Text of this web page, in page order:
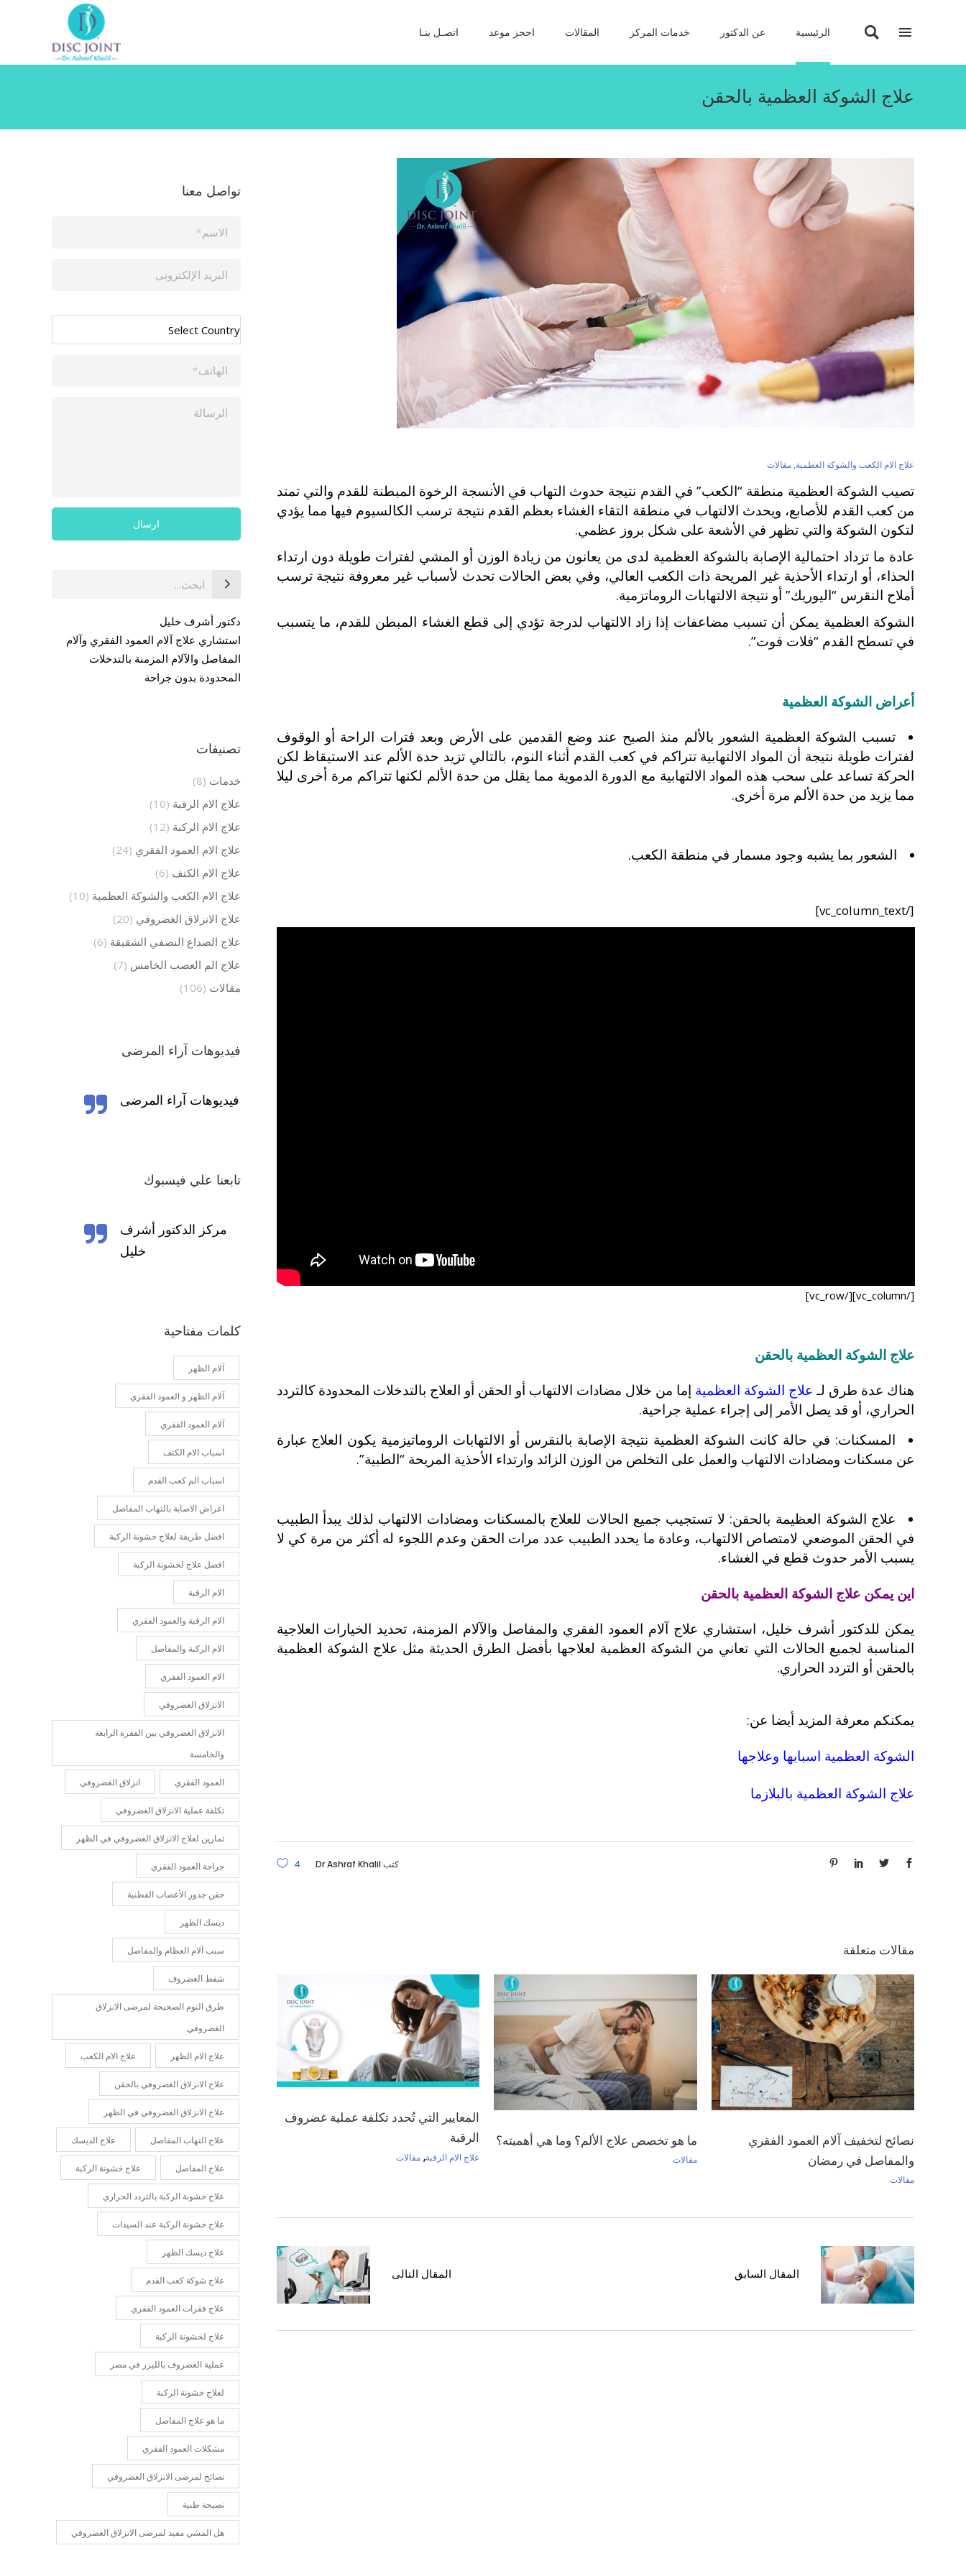
الرئيسية عن الدكتور خدمات المركز المقالات احجز موعد اتصـل بنـا
علاج الشوكة العظمية بالحقن
علاج الام الكعب والشوكة العظمية,مقالات
تصيب الشوكة العظمية منطقة “الكعب” في القدم نتيجة حدوث التهاب في الأنسجة الرخوة المبطنة للقدم والتي تمتد
من كعب القدم للأصابع، ويحدث الالتهاب في منطقة التقاء الغشاء بعظم القدم نتيجة ترسب الكالسيوم فيها مما يؤدي
لتكون الشوكة والتي تظهر في الأشعة على شكل بروز عظمي.
عادة ما تزداد احتمالية الإصابة بالشوكة العظمية لدى من يعانون من زيادة الوزن أو المشي لفترات طويلة دون ارتداء
الحذاء، أو ارتداء الأحذية غير المريحة ذات الكعب العالي، وفي بعض الحالات تحدث لأسباب غير معروفة نتيجة ترسب
أملاح النقرس “اليوريك” أو نتيجة الالتهابات الروماتزمية.
الشوكة العظمية يمكن أن تسبب مضاعفات إذا زاد الالتهاب لدرجة تؤدي إلى قطع الغشاء المبطن للقدم، ما يتسبب
في تسطح القدم “فلات فوت”.
أعراض الشوكة العظمية
تسبب الشوكة العظمية الشعور بالألم منذ الصبح عند وضع القدمين على الأرض وبعد فترات الراحة أو الوقوف
لفترات طويلة نتيجة أن المواد الالتهابية تتراكم في كعب القدم أثناء النوم، بالتالي تزيد حدة الألم عند الاستيقاظ لكن
الحركة تساعد على سحب هذه المواد الالتهابية مع الدورة الدموية مما يقلل من حدة الألم لكنها تتراكم مرة أخرى ليلا
مما يزيد من حدة الألم مرة أخرى.
الشعور بما يشبه وجود مسمار في منطقة الكعب.
[/vc_column_text]
[/vc_column][/vc_row]
علاج الشوكة العظمية بالحقن
هناك عدة طرق لـ علاج الشوكة العظمية إما من خلال مضادات الالتهاب أو الحقن أو العلاج بالتدخلات المحدودة كالتردد
الحراري، أو قد يصل الأمر إلى إجراء عملية جراحية.
المسكنات: في حالة كانت الشوكة العظمية نتيجة الإصابة بالنقرس أو الالتهابات الروماتيزمية يكون العلاج عبارة
عن مسكنات ومضادات الالتهاب والعمل على التخلص من الوزن الزائد وارتداء الأحذية المريحة “الطبية”.
علاج الشوكة العظيمة بالحقن: لا تستجيب جميع الحالات للعلاج بالمسكنات ومضادات الالتهاب لذلك يبدأ الطبيب
في الحقن الموضعي لامتصاص الالتهاب، وعادة ما يحدد الطبيب عدد مرات الحقن وعدم اللجوء له أكثر من مرة كي لا
يسبب الأمر حدوث قطع في الغشاء.
اين يمكن علاج الشوكة العظمية بالحقن
يمكن للدكتور أشرف خليل، استشاري علاج آلام العمود الفقري والمفاصل والآلام المزمنة، تحديد الخيارات العلاجية
المناسبة لجميع الحالات التي تعاني من الشوكة العظمية لعلاجها بأفضل الطرق الحديثة مثل علاج الشوكة العظمية
بالحقن أو التردد الحراري.
يمكنكم معرفة المزيد أيضا عن:
الشوكة العظمية اسبابها وعلاجها
علاج الشوكة العظمية بالبلازما
كتب Dr Ashraf Khalil
4
مقالات متعلقة
نصائح لتخفيف آلام العمود الفقري
والمفاصل في رمضان
مقالات
ما هو تخصص علاج الألم؟ وما هي أهميته؟
مقالات
المعايير التي تُحدد تكلفة عملية غضروف
الرقبة
علاج الام الرقبة, مقالات
المقال السابق المقال التالى
تواصل معنا
بحث
عن:
دكتور أشرف خليل
استشاري علاج آلام العمود الفقري وآلام
المفاصل والآلام المزمنة بالتدخلات
المحدودة بدون جراحة
تصنيفات
خدمات (8)
علاج الام الرقبة (10)
علاج الام الركبة (12)
علاج الام العمود الفقري (24)
علاج الام الكتف (6)
علاج الام الكعب والشوكة العظمية (10)
علاج الانزلاق الغضروفي (20)
علاج الصداع النصفي الشقيقة (6)
علاج الم العصب الخامس (7)
مقالات (106)
فيديوهات آراء المرضى
تابعنا علي فيسبوك
‎مركز الدكتور أشرف
خليل‎
كلمات مفتاحية
آلام الظهر
آلام الظهر و العمود الفقري
آلام العمود الفقري
اسباب الام الكتف
اسباب الم كعب القدم
اعراض الاصابة بالتهاب المفاصل
افضل طريقة لعلاج خشونة الركبة
افضل علاج لخشونة الركبة
الام الرقبة
الام الرقبة والعمود الفقري
الام الركبة والمفاصل
الام العمود الفقري
الانزلاق الغضروفي
الانزلاق الغضروفي بين الفقرة الرابعة
والخامسة
العمود الفقري انزلاق الغضروفي
تكلفة عملية الانزلاق الغضروفي
تمارين لعلاج الانزلاق الغضروفي في الظهر
جراحة العمود الفقري
حقن جذور الأعصاب القطنية
ديسك الظهر
سبب آلام العظام والمفاصل
شفط الغضروف
طرق النوم الصحيحة لمرضى الانزلاق
الغضروفي
علاج الام الظهر علاج الام الكعب
علاج الانزلاق الغضروفي بالحقن
علاج الانزلاق الغضروفي في الظهر
علاج التهاب المفاصل علاج الديسك
علاج المفاصل علاج خشونة الركبة
علاج خشونة الركبة بالتردد الحراري
علاج خشونة الركبة عند السيدات
علاج ديسك الظهر
علاج شوكة كعب القدم
علاج فقرات العمود الفقري
علاج لخشونة الركبة
عملية الغضروف بالليزر في مصر
لعلاج خشونة الركبة
ما هو علاج المفاصل
مشكلات العمود الفقري
نصائح لمرضى الانزلاق الغضروفي
نصيحة طبية
هل المشي مفيد لمرضى الانزلاق الغضروفي